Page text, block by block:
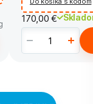
170,00 €